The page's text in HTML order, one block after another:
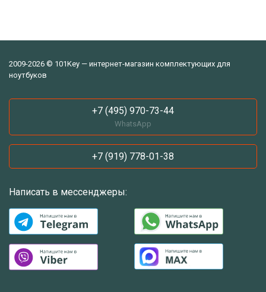
2009-2026 © 101Key — интернет-магазин комплектующих для
ноутбуков
+7 (495) 970-73-44
WhatsApp
+7 (919) 778-01-38
Написать в мессенджеры: